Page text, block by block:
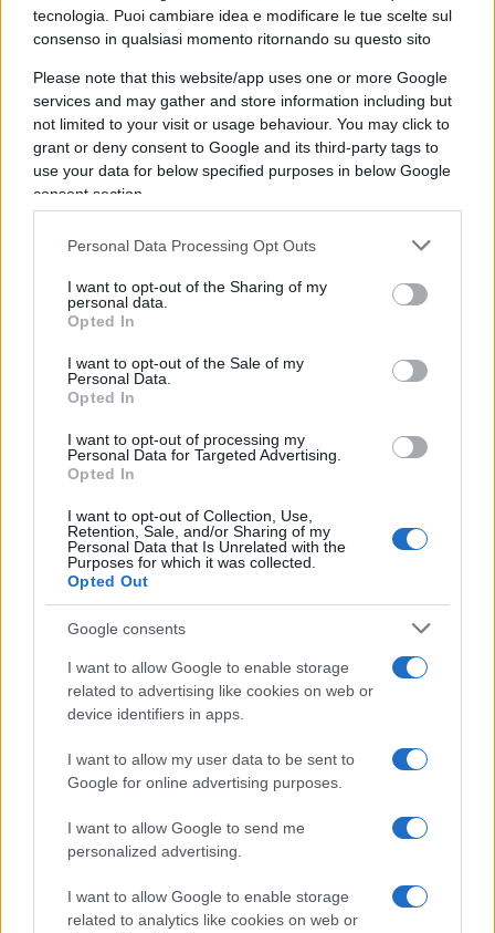
tecnologia. Puoi cambiare idea e modificare le tue scelte sul
consenso in qualsiasi momento ritornando su questo sito
Please note that this website/app uses one or more Google
services and may gather and store information including but
not limited to your visit or usage behaviour. You may click to
grant or deny consent to Google and its third-party tags to
use your data for below specified purposes in below Google
consent section.
Personal Data Processing Opt Outs
I want to opt-out of the Sharing of my
personal data.
Opted In
I want to opt-out of the Sale of my
Personal Data.
Opted In
I want to opt-out of processing my
Personal Data for Targeted Advertising.
Opted In
I want to opt-out of Collection, Use,
Retention, Sale, and/or Sharing of my
Personal Data that Is Unrelated with the
Purposes for which it was collected.
Opted Out
Google consents
I want to allow Google to enable storage
related to advertising like cookies on web or
device identifiers in apps.
I want to allow my user data to be sent to
Google for online advertising purposes.
I want to allow Google to send me
personalized advertising.
I want to allow Google to enable storage
related to analytics like cookies on web or
qualche cosa. È lei che va in televisione ad
esporre delle storie, non ci vado io. La polemica
con Salvini è ridicola. Salvini, che è criticabile per
altre 100.000 cose, aveva detto che (Turetta) ‘se
colpevole merita il massimo della pena’. È ovvio
che èuna frase garantistamessa così, non
che abbiamo nei confronti di chi ha subito un
lutto, noi non abbiamo il coraggio di attaccare.
Però se una va in televisione più volte a parlare di
Turetta come ‘figlio sano della società patriarcale’
e del fatto chetutti gli uomini sono colpevoli
per la cultura dello stupro andrebbe attaccata per
quello che dice”. “Una serie” di scemenze “simili io
non le avevo mai sentite”.
#GIULIA CECCHETTIN